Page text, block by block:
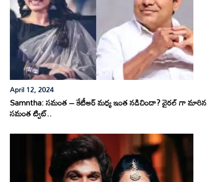
April 12, 2024
Samntha: సమంత – కేటీఆర్ మధ్య ఇంత నడిచిందా? వైరల్ గా మారిన
సమంత ట్విట్..